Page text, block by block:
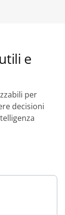
e
per
decisioni